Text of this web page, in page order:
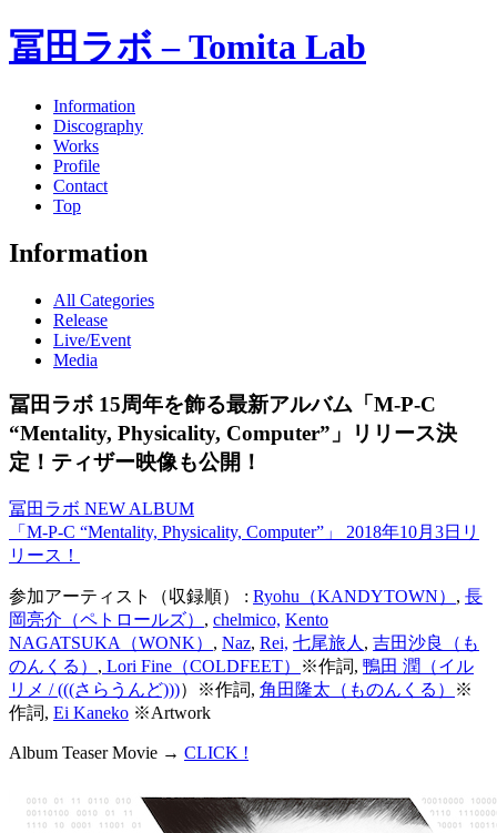
冨田ラボ – Tomita Lab
Information
Discography
Works
Profile
Contact
Top
Information
All Categories
Release
Live/Event
Media
冨田ラボ 15周年を飾る最新アルバム「M-P-C
“Mentality, Physicality, Computer”」リリース決
定！ティザー映像も公開！
冨田ラボ NEW ALBUM
「M-P-C “Mentality, Physicality, Computer”」 2018年10月3日リ
リース！
参加アーティスト（収録順） : Ryohu（KANDYTOWN） , 長
岡亮介（ペトロールズ） , chelmico, Kento
NAGATSUKA（WONK） , Naz, Rei, 七尾旅人 , 吉田沙良（も
のんくる） , Lori Fine（COLDFEET） ※作詞, 鴨田 潤（イル
リメ / (((さらうんど)))）※作詞, 角田隆太（ものんくる）
※
作詞, Ei Kaneko ※Artwork
Album Teaser Movie → CLICK !